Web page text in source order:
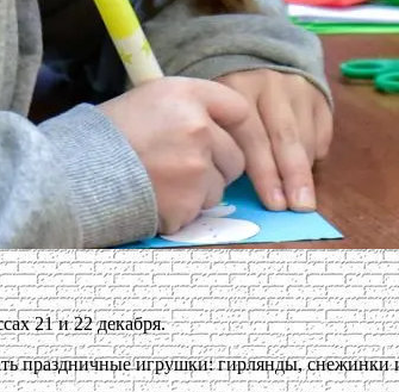
21 и 22 декабря.
праздничные игрушки: гирлянды, снежинки